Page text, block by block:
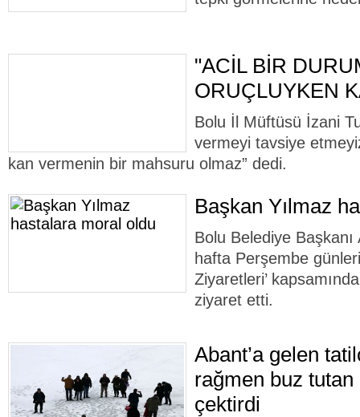
"ACİL BİR
ORUÇLUYKEN
Bolu İl Müftüsü İzani
vermeyi tavsiye
kan vermenin bir mahsuru olmaz” dedi.
Başkan Yılmaz
Bolu Belediye
hafta Perşembe
Ziyaretleri’
ziyaret etti.
Abant’a gelen
rağmen buz
çektirdi